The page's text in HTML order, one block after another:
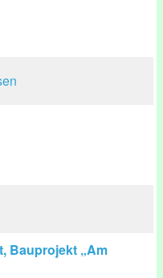
Bauprojekt „Am